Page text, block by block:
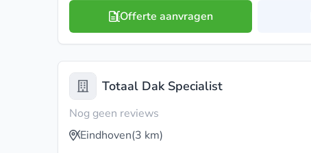
Offerte aanvragen
Totaal Dak Specialist
Nog geen reviews
Eindhoven(3 km)